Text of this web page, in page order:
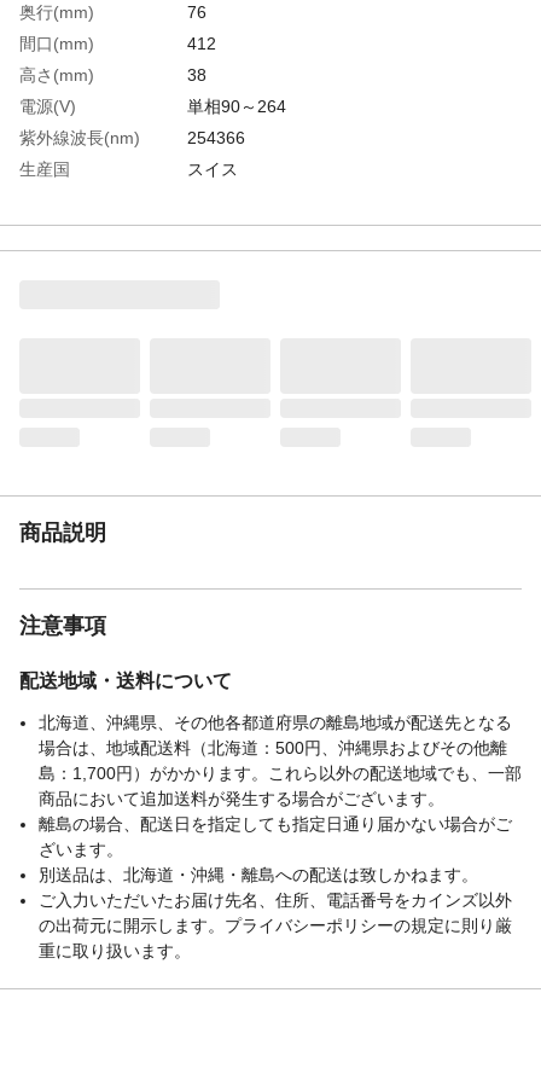
奥行(mm)
76
間口(mm)
412
高さ(mm)
38
電源(V)
単相90～264
紫外線波長(nm)
254366
生産国
スイス
商品説明
注意事項
配送地域・送料について
北海道、沖縄県、その他各都道府県の離島地域が配送先となる
場合は、地域配送料（北海道：500円、沖縄県およびその他離
島：1,700円）がかかります。これら以外の配送地域でも、一部
商品において追加送料が発生する場合がございます。
離島の場合、配送日を指定しても指定日通り届かない場合がご
ざいます。
別送品は、北海道・沖縄・離島への配送は致しかねます。
ご入力いただいたお届け先名、住所、電話番号をカインズ以外
の出荷元に開示します。プライバシーポリシーの規定に則り厳
重に取り扱います。